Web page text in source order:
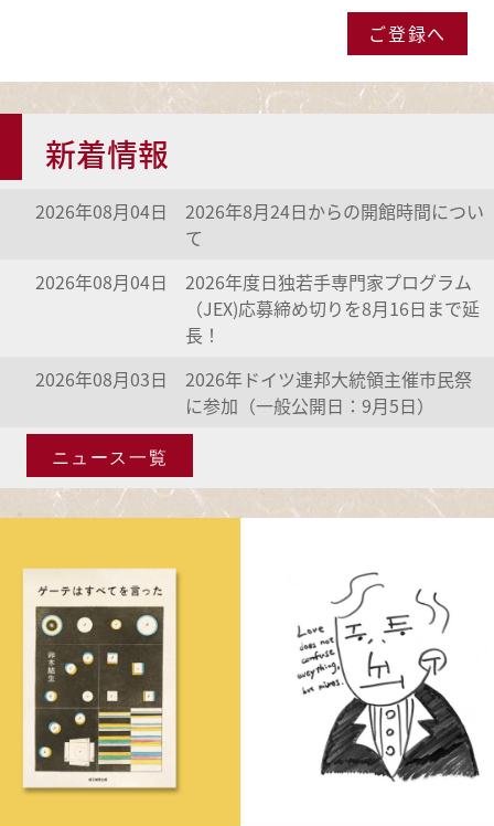
新着情報
2026年08月04日
2026年8月24日からの開館時間につい
て
2026年08月04日
2026年度日独若手専門家プログラム
（JEX)応募締め切りを8月16日まで延
長！
2026年08月03日
2026年ドイツ連邦大統領主催市民祭
に参加（一般公開日：9月5日）
ニュース一覧
ご登録へ